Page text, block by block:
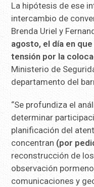
La hipótesis de ese
intercambio de
Brenda Uriel y
agosto, el día en
tensión por la
Ministerio de
departamento del
“Se profundiza el
determinar
planificación del
concentran (por
reconstrucción de
observación
comunicaciones y